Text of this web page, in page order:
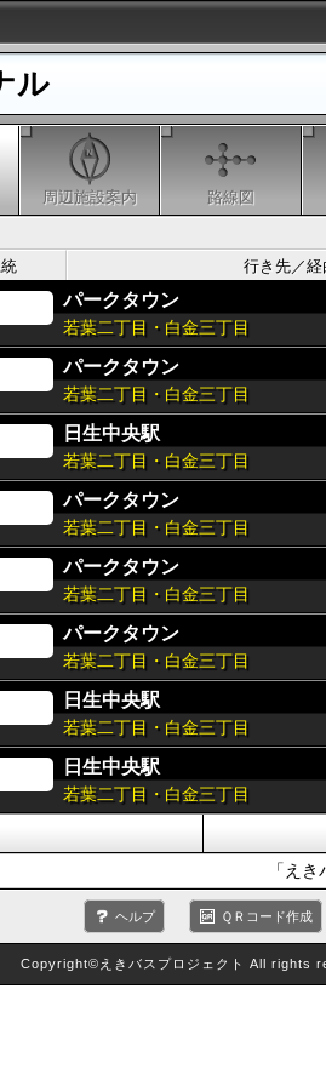
ル
周辺施設案内 路線図
行き先／経
パークタウン
若葉二丁目・白金三丁目
パークタウン
若葉二丁目・白金三丁目
日生中央駅
若葉二丁目・白金三丁目
パークタウン
若葉二丁目・白金三丁目
パークタウン
若葉二丁目・白金三丁目
パークタウン
若葉二丁目・白金三丁目
日生中央駅
若葉二丁目・白金三丁目
日生中央駅
若葉二丁目・白金三丁目
「えき
ヘルプ ＱＲコード作成
Copyright©えきバスプロジェクト All rights